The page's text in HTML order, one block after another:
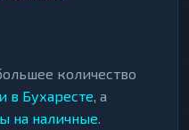
количество
в Бухаресте, а
на наличные.